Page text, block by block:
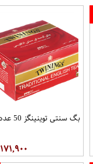
بگ سنتی توینینگز 50 عددی
۱۷۱,۹۰۰